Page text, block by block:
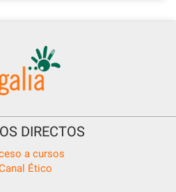
DIRECTOS
a cursos
Ético